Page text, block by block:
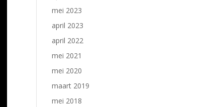
mei 2023
april 2023
april 2022
mei 2021
mei 2020
maart 2019
mei 2018